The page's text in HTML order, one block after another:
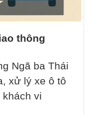
thông
Ngã ba Thái
xử lý xe ô tô
khách vi